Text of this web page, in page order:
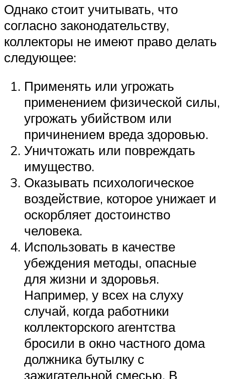
Однако стоит учитывать, что
согласно законодательству,
коллекторы не имеют право делать
следующее:
Применять или угрожать
применением физической силы,
угрожать убийством или
причинением вреда здоровью.
Уничтожать или повреждать
имущество.
Оказывать психологическое
воздействие, которое унижает и
оскорбляет достоинство
человека.
Использовать в качестве
убеждения методы, опасные
для жизни и здоровья.
Например, у всех на слуху
случай, когда работники
коллекторского агентства
бросили в окно частного дома
должника бутылку с
зажигательной смесью. В